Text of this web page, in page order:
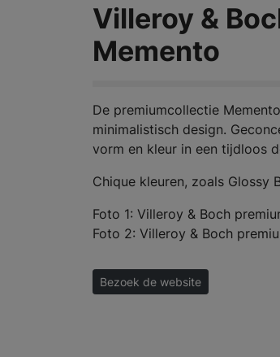
Villeroy &
Memento
De premiumcollectie
minimalistisch design.
vorm en kleur in een tijdloos
Chique kleuren, zoals Glossy
Foto 1: Villeroy & Boch
Foto 2: Villeroy & Boch
Bezoek de website